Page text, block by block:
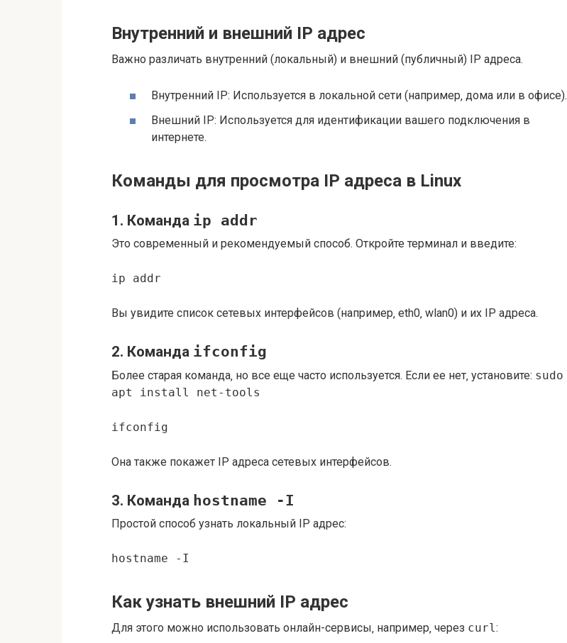
Внутренний и внешний IP адрес
Важно различать внутренний (локальный) и внешний (публичный) IP адреса.
Внутренний IP: Используется в локальной сети (например‚ дома или в офисе).
Внешний IP: Используется для идентификации вашего подключения в
интернете.
Команды для просмотра IP адреса в Linux
1. Команда ip addr
Это современный и рекомендуемый способ. Откройте терминал и введите:
ip addr
Вы увидите список сетевых интерфейсов (например‚ eth0‚ wlan0) и их IP адреса.
2. Команда ifconfig
Более старая команда‚ но все еще часто используется. Если ее нет‚ установите: sudo
apt install net-tools
ifconfig
Она также покажет IP адреса сетевых интерфейсов.
3. Команда hostname -I
Простой способ узнать локальный IP адрес:
hostname -I
Как узнать внешний IP адрес
Для этого можно использовать онлайн-сервисы‚ например‚ через curl: